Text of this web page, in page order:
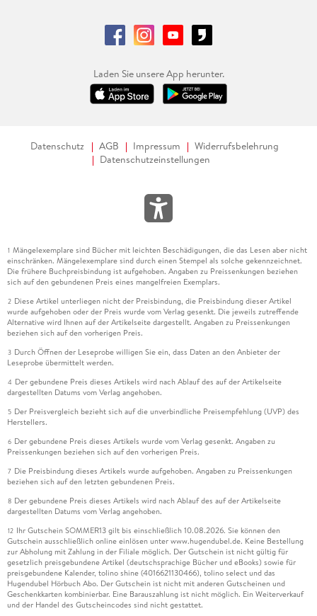
Laden Sie unsere App herunter.
Datenschutz AGB Impressum
Widerrufsbelehrung
Datenschutzeinstellungen
1 Mängelexemplare sind Bücher mit leichten Beschädigungen, die das Lesen aber nicht
einschränken. Mängelexemplare sind durch einen Stempel als solche gekennzeichnet.
Die frühere Buchpreisbindung ist aufgehoben. Angaben zu Preissenkungen beziehen
sich auf den gebundenen Preis eines mangelfreien Exemplars.
2 Diese Artikel unterliegen nicht der Preisbindung, die Preisbindung dieser Artikel
wurde aufgehoben oder der Preis wurde vom Verlag gesenkt. Die jeweils zutreffende
Alternative wird Ihnen auf der Artikelseite dargestellt. Angaben zu Preissenkungen
beziehen sich auf den vorherigen Preis.
3 Durch Öffnen der Leseprobe willigen Sie ein, dass Daten an den Anbieter der
Leseprobe übermittelt werden.
4 Der gebundene Preis dieses Artikels wird nach Ablauf des auf der Artikelseite
dargestellten Datums vom Verlag angehoben.
5 Der Preisvergleich bezieht sich auf die unverbindliche Preisempfehlung (UVP) des
Herstellers.
6 Der gebundene Preis dieses Artikels wurde vom Verlag gesenkt. Angaben zu
Preissenkungen beziehen sich auf den vorherigen Preis.
7 Die Preisbindung dieses Artikels wurde aufgehoben. Angaben zu Preissenkungen
beziehen sich auf den letzten gebundenen Preis.
8 Der gebundene Preis dieses Artikels wird nach Ablauf des auf der Artikelseite
dargestellten Datums vom Verlag angehoben.
12 Ihr Gutschein SOMMER13 gilt bis einschließlich 10.08.2026. Sie können den
Gutschein ausschließlich online einlösen unter www.hugendubel.de. Keine Bestellung
zur Abholung mit Zahlung in der Filiale möglich. Der Gutschein ist nicht gültig für
gesetzlich preisgebundene Artikel (deutschsprachige Bücher und eBooks) sowie für
preisgebundene Kalender, tolino shine (4016621130466), tolino select und das
Hugendubel Hörbuch Abo. Der Gutschein ist nicht mit anderen Gutscheinen und
Geschenkkarten kombinierbar. Eine Barauszahlung ist nicht möglich. Ein Weiterverkauf
und der Handel des Gutscheincodes sind nicht gestattet.